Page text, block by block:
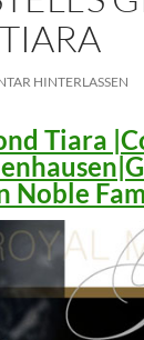
HINTERLASSEN
Tiara
Noble